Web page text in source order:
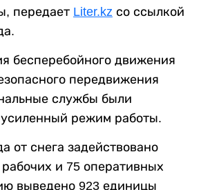
передает Liter.kz со ссылкой
бесперебойного движения
передвижения
службы были
режим работы.
от снега задействовано
и 75 оперативных
выведено 923 единицы